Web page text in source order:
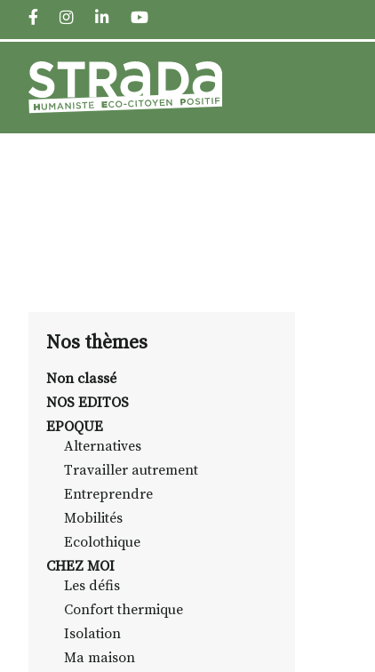
FACEBOOKINSTAGRAM
LINKEDINYOUTUBE
Nos thèmes
Non classé
NOS EDITOS
EPOQUE
Alternatives
Travailler autrement
Entreprendre
Mobilités
Ecolothique
CHEZ MOI
Les défis
Confort thermique
Isolation
Ma maison